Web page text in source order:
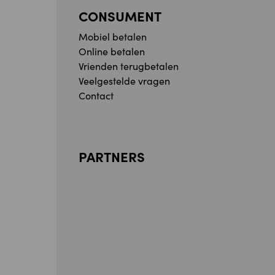
CONSUMENT
Mobiel betalen
Online betalen
Vrienden terugbetalen
Veelgestelde vragen
Contact
PARTNERS